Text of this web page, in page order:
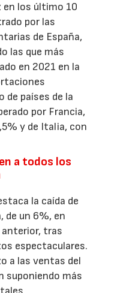
en los último 10
por las
de España,
las que más
en 2021 en la
de países de la
por Francia,
y de Italia, con
a todos los
la caída de
de un 6%, en
tras
espectaculares.
a las ventas del
suponiendo más